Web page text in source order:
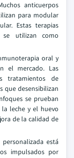
anticuerpos
para modular
Estas terapias
se utilizan como
oral y
el mercado. Las
tratamientos de
que desensibilizan
se prueban
leche y el huevo
de la calidad de
está
impulsados por